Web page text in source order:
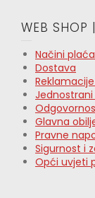
WEB SHOP
Načini
Dostava
Glavna
Pravne
Sigurnost i
Opći uvjeti